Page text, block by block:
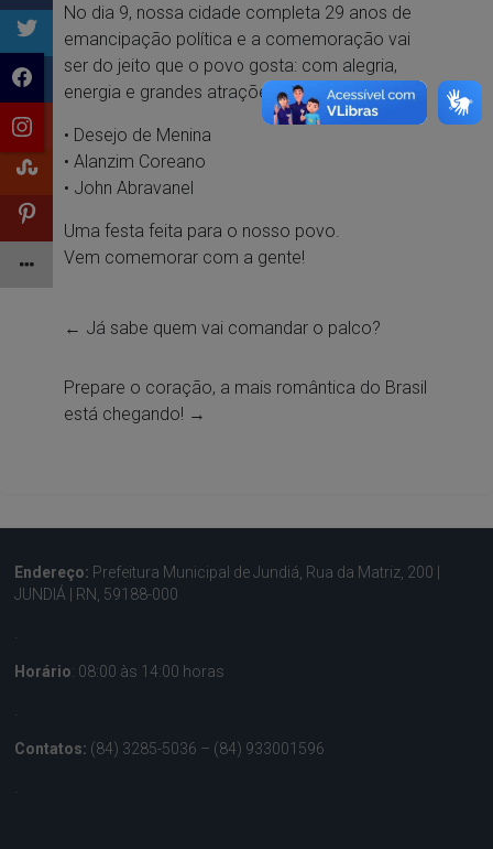
No dia 9, nossa cidade completa 29 anos de
emancipação política e a comemoração vai
ser do jeito que o povo gosta: com alegria,
energia e grandes atrações.
• Desejo de Menina
• Alanzim Coreano
• John Abravanel
Uma festa feita para o nosso povo.
Vem comemorar com a gente!
← Já sabe quem vai comandar o palco?
Prepare o coração, a mais romântica do Brasil
está chegando! →
Endereço: Prefeitura Municipal de Jundiá, Rua da Matriz, 200 |
JUNDIÁ | RN, 59188-000
Horário: 08:00 às 14:00 horas
Contatos: (84) 3285-5036 – (84) 933001596